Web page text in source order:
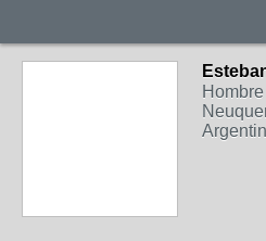
Hombre